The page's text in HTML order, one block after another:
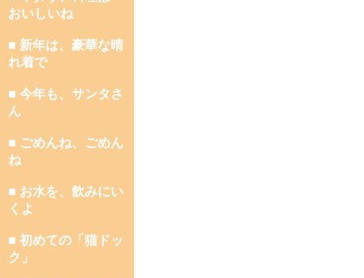
おいしいね
■ 新年は、豪華な晴
れ着で
■ 今年も、サンタさ
ん
■ ごめんね、ごめん
ね
■ お水を、飲みにい
くよ
■ 初めての「猫ドッ
ク」